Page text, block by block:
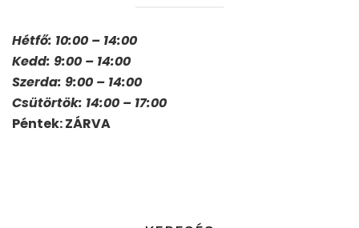
Hétfő: 10:00 – 14:00
Kedd: 9:00 – 14:00
Szerda: 9:00 – 14:00
Csütörtök: 14:00 – 17:00
Péntek: ZÁRVA